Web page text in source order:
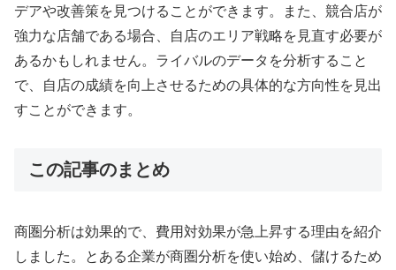
デアや改善策を見つけることができます。また、競合店が
強力な店舗である場合、自店のエリア戦略を見直す必要が
あるかもしれません。ライバルのデータを分析すること
で、自店の成績を向上させるための具体的な方向性を見出
すことができます。
この記事のまとめ
商圏分析は効果的で、費用対効果が急上昇する理由を紹介
しました。とある企業が商圏分析を使い始め、儲けるため